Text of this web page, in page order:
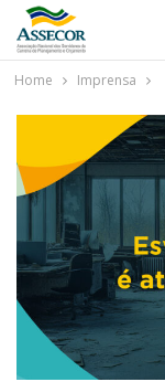
Home Imprensa